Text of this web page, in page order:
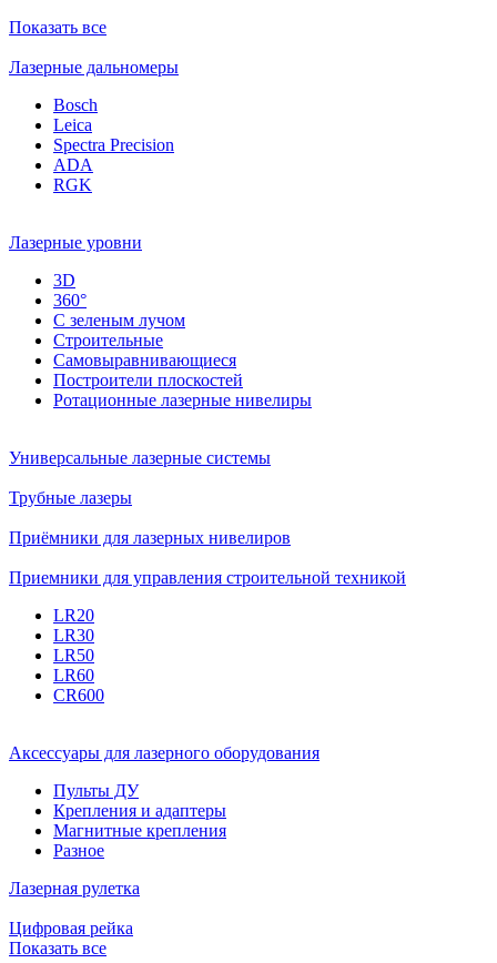
Показать все
Лазерные дальномеры
Bosch
Leica
Spectra Precision
ADA
RGK
Лазерные уровни
3D
360°
С зеленым лучом
Строительные
Самовыравнивающиеся
Построители плоскостей
Ротационные лазерные нивелиры
Универсальные лазерные системы
Трубные лазеры
Приёмники для лазерных нивелиров
Приемники для управления строительной техникой
LR20
LR30
LR50
LR60
CR600
Аксессуары для лазерного оборудования
Пульты ДУ
Крепления и адаптеры
Магнитные крепления
Разное
Лазерная рулетка
Цифровая рейка
Показать все